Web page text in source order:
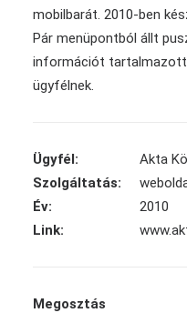
mobilbarát. 2010-ben
Pár menüpontból állt
információt
ügyfélnek.
Ügyfél:
Akta
Szolgáltatás:
Év:
2010
Link:
Megosztás